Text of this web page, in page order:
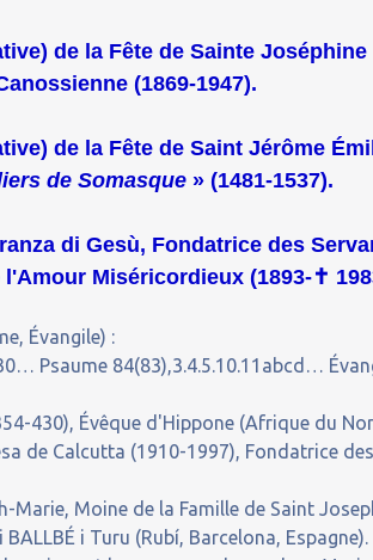
de la Fête de Sainte
(1869-1947).
de la Fête de Saint Jérôme
de Somasque » (1481-1537).
di Gesù, Fondatrice des
Miséricordieux (1893-✝
Évangile) :
Psaume 84(83),3.4.5.10.11abcd…
430), Évêque d'Hippone (Afrique du
de Calcutta (1910-1997), Fondatrice
Marie, Moine de la Famille de Saint
i Turu (Rubí, Barcelona, Espagne).